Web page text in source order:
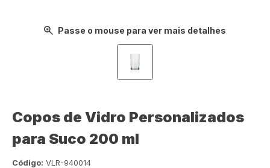
Passe o mouse para ver mais detalhes
Copos de Vidro Personalizados
para Suco 200 ml
Código: VLR-940014